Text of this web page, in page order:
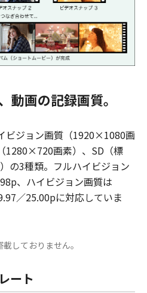
動画の記録画質。
ビジョン画質（1920×1080画
1280×720画素）、SD（標
の3種類。フルハイビジョン
、ハイビジョン画質は
／25.00pに対応していま
しておりません。
ート